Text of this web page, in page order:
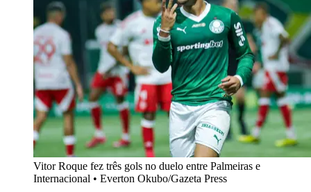
Vitor Roque fez três gols no duelo entre Palmeiras e
Internacional • Everton Okubo/Gazeta Press